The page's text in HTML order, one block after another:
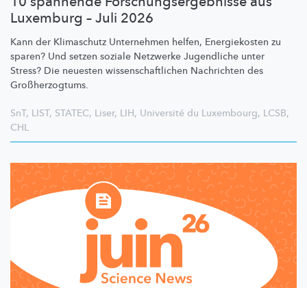
Luxemburg – Juli 2026
Kann der Klimaschutz Unternehmen helfen, Energiekosten zu
sparen? Und setzen soziale Netzwerke Jugendliche unter
Stress? Die neuesten wissenschaftlichen Nachrichten des
Großherzogtums.
SnT, LIST, STATEC, Liser, LIH, Université du Luxembourg, LCSB,
CHL